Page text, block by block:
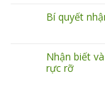
Bí quyết
Nhận biết
rực rỡ